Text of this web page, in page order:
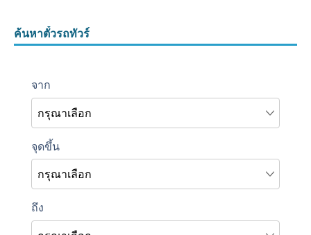
ค้นหาตั๋วรถทัวร์